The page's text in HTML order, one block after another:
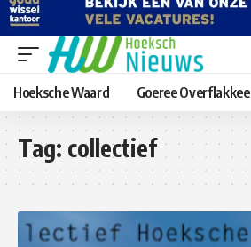
Hoeksche Waard Goeree Overflakkee
Tag: collectief